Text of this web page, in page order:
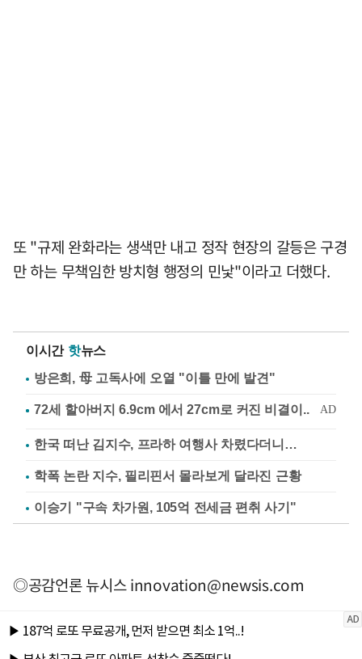
또 "규제 완화라는 생색만 내고 정작 현장의 갈등은 구경
만 하는 무책임한 방치형 행정의 민낯"이라고 더했다.
이시간 핫뉴스
방은희, 母 고독사에 오열 "이틀 만에 발견"
한국 떠난 김지수, 프라하 여행사 차렸다더니…
학폭 논란 지수, 필리핀서 몰라보게 달라진 근황
이승기 "구속 차가원, 105억 전세금 편취 사기"
◎공감언론 뉴시스innovation@newsis.com